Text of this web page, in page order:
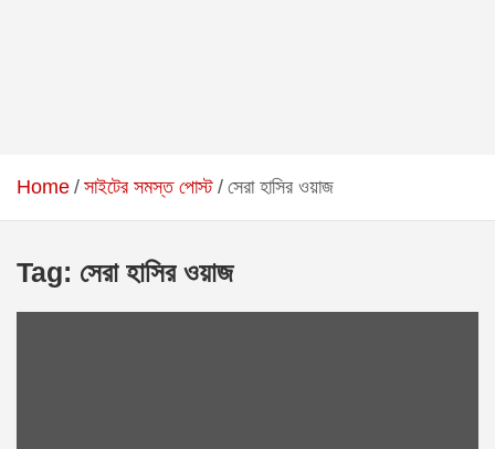
Home সাইটের সমস্ত পোস্ট সেরা হাসির ওয়াজ
Tag: সেরা হাসির ওয়াজ